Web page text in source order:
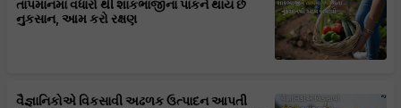
તાપમાનમાં વધારો થી શાકભાજીના પાકને થાય છે
નુકસાન, આમ કરો રક્ષણ
વૈજ્ઞાનિકોએ વિકસાવી અઢળક ઉત્પાદન આપતી